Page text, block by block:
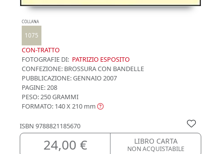
COLLANA
1075
CON-TRATTO
FOTOGRAFIE DI: PATRIZIO ESPOSITO
CONFEZIONE: BROSSURA CON BANDELLE
PUBBLICAZIONE:GENNAIO 2007
PAGINE: 208
PESO: 250 GRAMMI
FORMATO: 140 X 210 mm
ISBN 9788821185670
24,00 € LIBRO CARTA
NON ACQUISTABILE